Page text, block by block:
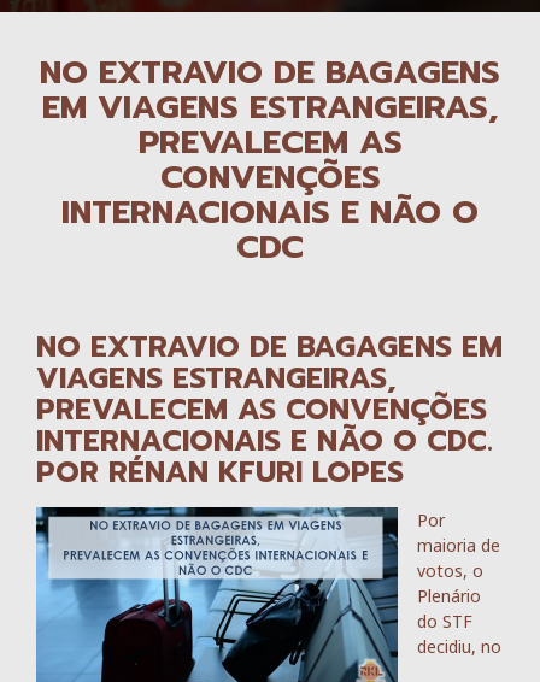
NO EXTRAVIO DE BAGAGENS
EM VIAGENS ESTRANGEIRAS,
PREVALECEM AS
CONVENÇÕES
INTERNACIONAIS E NÃO O
CDC
NO EXTRAVIO DE BAGAGENS EM
VIAGENS ESTRANGEIRAS,
PREVALECEM AS CONVENÇÕES
INTERNACIONAIS E NÃO O CDC.
POR RÉNAN KFURI LOPES
Por
maioria de
votos, o
Plenário
do STF
decidiu, no